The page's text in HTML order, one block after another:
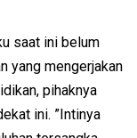
saat ini belum
yang mengerjakan
pihaknya
ini. ”Intinya